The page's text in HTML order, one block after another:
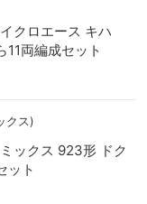
両編成セット
クス)
ックス 923形 ドク
ット